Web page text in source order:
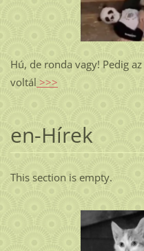
Hú, de ronda vagy! Pedig
voltál >>>
en-Hírek
This section is empty.